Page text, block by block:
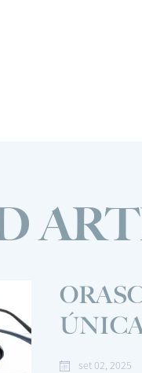
set 02, 2025